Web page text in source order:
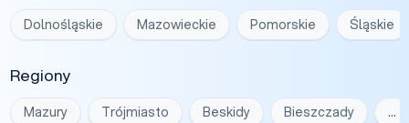
Dolnośląskie Mazowieckie Pomorskie Śląskie
Regiony
Mazury Trójmiasto Beskidy Bieszczady …